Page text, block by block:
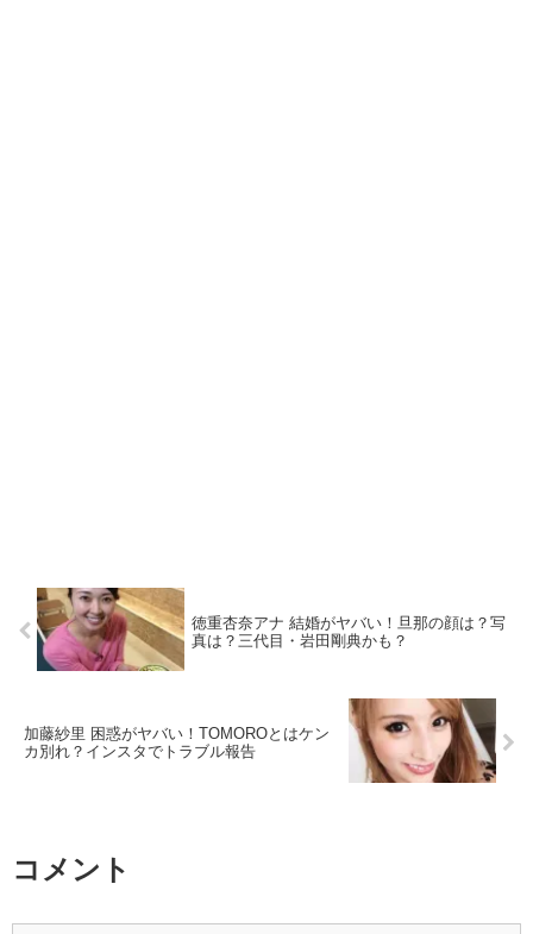
徳重杏奈アナ 結婚がヤバい！旦那の顔は？写
真は？三代目・岩田剛典かも？
加藤紗里 困惑がヤバい！TOMOROとはケン
カ別れ？インスタでトラブル報告
コメント